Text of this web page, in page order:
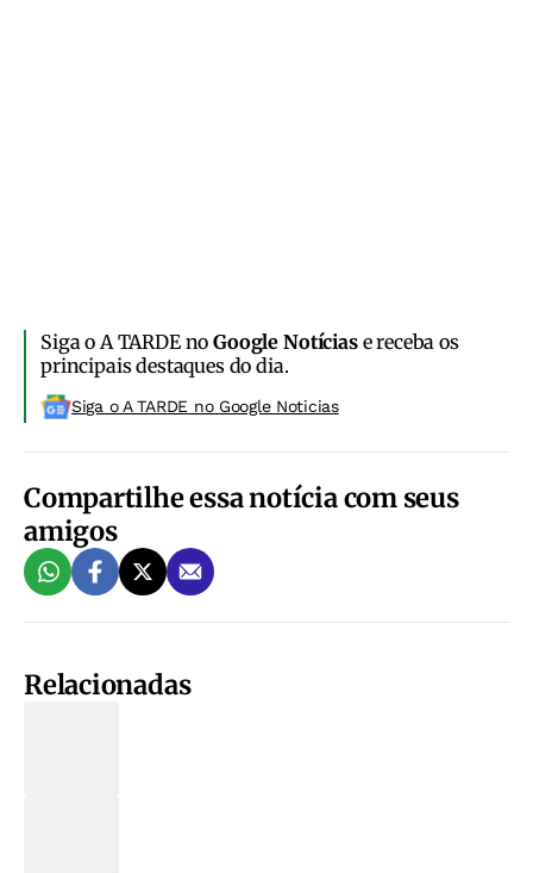
Siga o A TARDE noGoogle Notíciase receba os
principais destaques do dia.
Siga o A TARDE no Google Noticias
Compartilhe essa notícia com seus
amigos
Relacionadas